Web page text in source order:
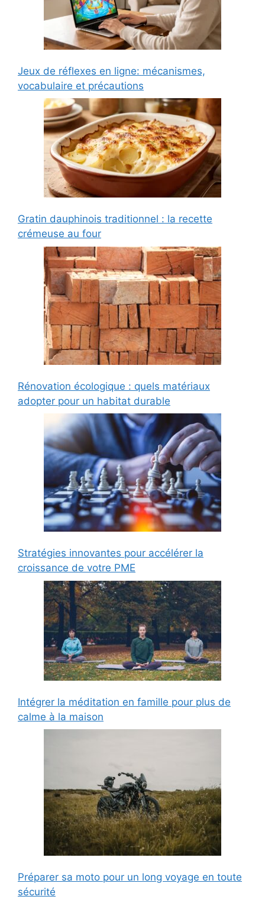
Jeux de réflexes en ligne: mécanismes,
vocabulaire et précautions
Gratin dauphinois traditionnel : la recette
crémeuse au four
Rénovation écologique : quels matériaux
adopter pour un habitat durable
Stratégies innovantes pour accélérer la
croissance de votre PME
Intégrer la méditation en famille pour plus de
calme à la maison
Préparer sa moto pour un long voyage en toute
sécurité